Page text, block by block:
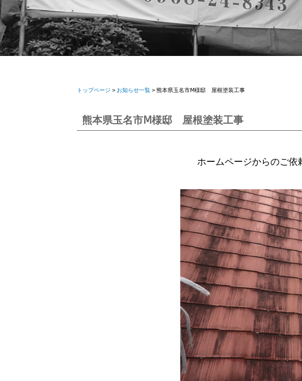
トップページ > お知らせ一覧 > 熊本県玉名市Ⅿ様邸 屋根塗装工事
熊本県玉名市Ⅿ様邸 屋根塗装工事
ホームページからのご依